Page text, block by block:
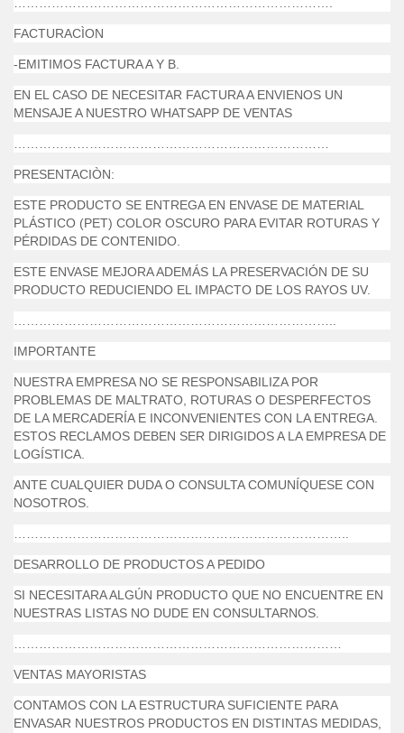
FACTURACÌON
-EMITIMOS FACTURA A Y B.
EN EL CASO DE NECESITAR FACTURA A ENVIENOS UN
MENSAJE A NUESTRO WHATSAPP DE VENTAS
PRESENTACIÒN:
ESTE PRODUCTO SE ENTREGA EN ENVASE DE MATERIAL
PLÁSTICO (PET) COLOR OSCURO PARA EVITAR ROTURAS Y
PÉRDIDAS DE CONTENIDO.
ESTE ENVASE MEJORA ADEMÁS LA PRESERVACIÓN DE SU
PRODUCTO REDUCIENDO EL IMPACTO DE LOS RAYOS UV.
IMPORTANTE
NUESTRA EMPRESA NO SE RESPONSABILIZA POR
PROBLEMAS DE MALTRATO, ROTURAS O DESPERFECTOS
DE LA MERCADERÍA E INCONVENIENTES CON LA ENTREGA.
ESTOS RECLAMOS DEBEN SER DIRIGIDOS A LA EMPRESA DE
LOGÍSTICA.
ANTE CUALQUIER DUDA O CONSULTA COMUNÍQUESE CON
NOSOTROS.
DESARROLLO DE PRODUCTOS A PEDIDO
SI NECESITARA ALGÚN PRODUCTO QUE NO ENCUENTRE EN
NUESTRAS LISTAS NO DUDE EN CONSULTARNOS.
VENTAS MAYORISTAS
CONTAMOS CON LA ESTRUCTURA SUFICIENTE PARA
ENVASAR NUESTROS PRODUCTOS EN DISTINTAS MEDIDAS,